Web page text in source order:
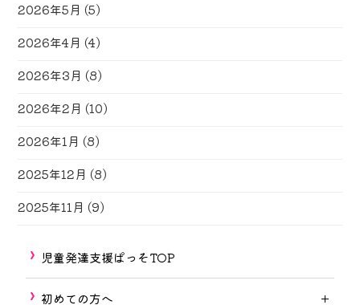
2026年5月 (5)
2026年4月 (4)
2026年3月 (8)
2026年2月 (10)
2026年1月 (8)
2025年12月 (8)
2025年11月 (9)
児童発達支援ぱっそTOP
初めての方へ